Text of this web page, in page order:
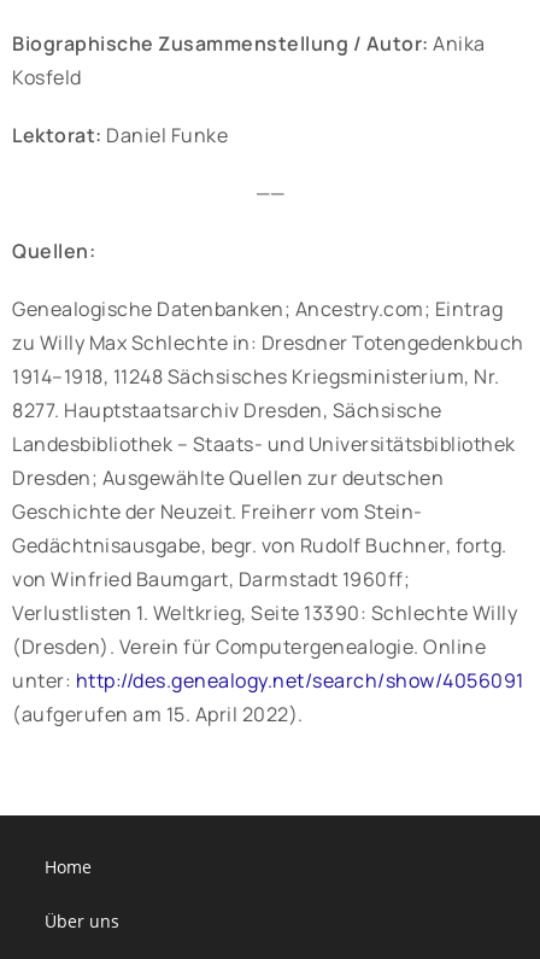
Biographische Zusammenstellung / Autor: Anika
Kosfeld
Lektorat: Daniel Funke
——
Quellen:
Genealogische Datenbanken; Ancestry.com; Eintrag
zu Willy Max Schlechte in: Dresdner Totengedenkbuch
1914–1918, 11248 Sächsisches Kriegsministerium, Nr.
8277. Hauptstaatsarchiv Dresden, Sächsische
Landesbibliothek – Staats- und Universitätsbibliothek
Dresden; Ausgewählte Quellen zur deutschen
Geschichte der Neuzeit. Freiherr vom Stein-
Gedächtnisausgabe, begr. von Rudolf Buchner, fortg.
von Winfried Baumgart, Darmstadt 1960ff;
Verlustlisten 1. Weltkrieg, Seite 13390: Schlechte Willy
(Dresden). Verein für Computergenealogie. Online
unter: http://des.genealogy.net/search/show/4056091
(aufgerufen am 15. April 2022).
Home
Über uns